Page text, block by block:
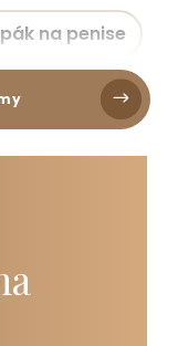
na penise